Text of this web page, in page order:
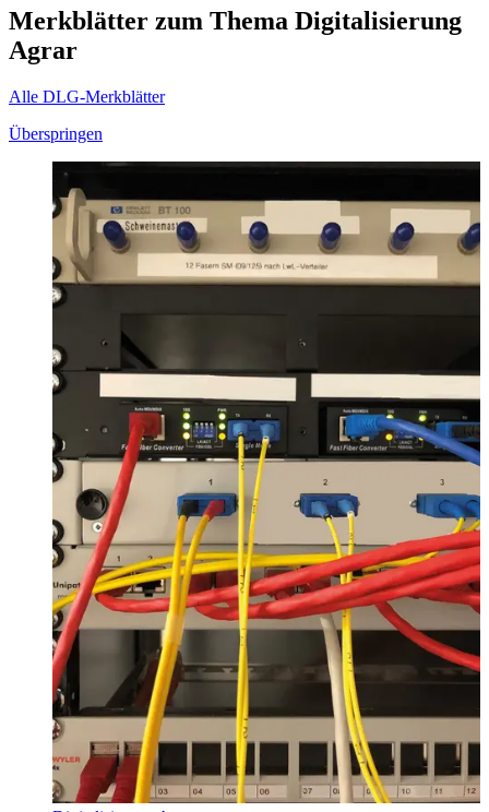
Merkblätter zum Thema Digitalisierung
Agrar
Alle DLG-Merkblätter
Überspringen